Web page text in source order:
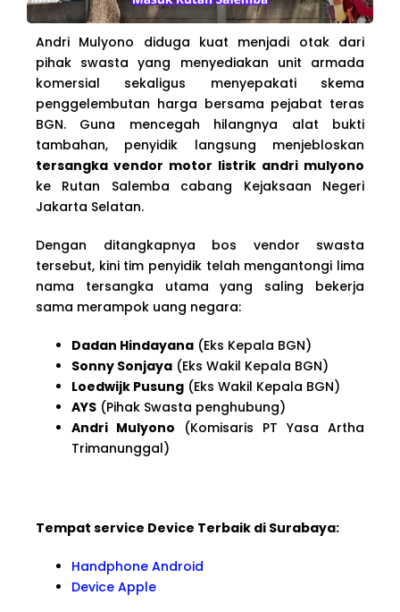
Andri Mulyono diduga kuat menjadi otak dari
pihak swasta yang menyediakan unit armada
komersial sekaligus menyepakati skema
penggelembutan harga bersama pejabat teras
BGN. Guna mencegah hilangnya alat bukti
tambahan, penyidik langsung menjebloskan
tersangka vendor motor listrik andri mulyono
ke Rutan Salemba cabang Kejaksaan Negeri
Jakarta Selatan.
Dengan ditangkapnya bos vendor swasta
tersebut, kini tim penyidik telah mengantongi lima
nama tersangka utama yang saling bekerja
sama merampok uang negara:
Dadan Hindayana (Eks Kepala BGN)
Sonny Sonjaya (Eks Wakil Kepala BGN)
Loedwijk Pusung (Eks Wakil Kepala BGN)
AYS (Pihak Swasta penghubung)
Andri Mulyono (Komisaris PT Yasa Artha
Trimanunggal)
Tempat service Device Terbaik di Surabaya:
Handphone Android
Device Apple